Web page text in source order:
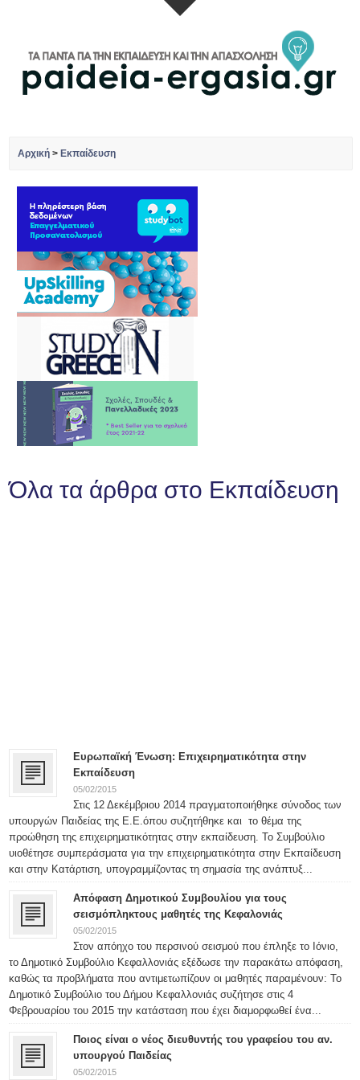
Αρχική > Εκπαίδευση
Όλα τα άρθρα στο Εκπαίδευση
Ευρωπαϊκή Ένωση: Επιχειρηματικότητα στην
Εκπαίδευση
05/02/2015
Στις 12 Δεκέμβριου 2014 πραγματοποιήθηκε σύνοδος των
υπουργών Παιδείας της Ε.Ε.όπου συζητήθηκε και το θέμα της
προώθηση της επιχειρηματικότητας στην εκπαίδευση. Το Συμβούλιο
υιοθέτησε συμπεράσματα για την επιχειρηματικότητα στην Εκπαίδευση
και στην Κατάρτιση, υπογραμμίζοντας τη σημασία της ανάπτυξ...
Απόφαση Δημοτικού Συμβουλίου για τους
05/02/2015
Στον απόηχο του περσινού σεισμού που έπληξε το Ιόνιο,
το Δημοτικό Συμβούλιο Κεφαλλονιάς εξέδωσε την παρακάτω απόφαση,
καθώς τα προβλήματα που αντιμετωπίζουν οι μαθητές παραμένουν: Το
Δημοτικό Συμβούλιο του Δήμου Κεφαλλονιάς συζήτησε στις 4
Φεβρουαρίου του 2015 την κατάσταση που έχει διαμορφωθεί ένα...
Ποιος είναι ο νέος διευθυντής του γραφείου του αν.
υπουργού Παιδείας
05/02/2015